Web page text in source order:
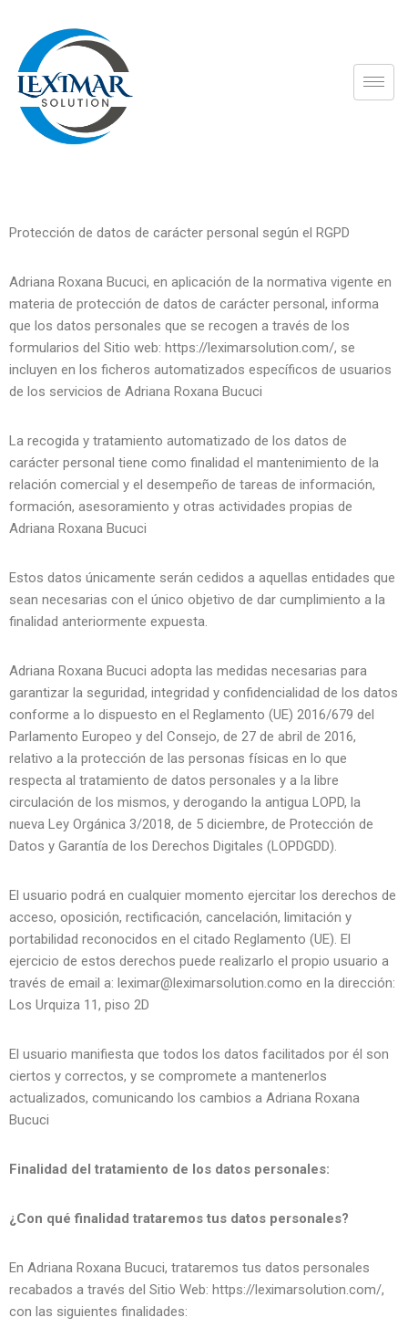
Saltar
al
contenido
Protección de datos de carácter personal según el RGPD
Adriana Roxana Bucuci, en aplicación de la normativa vigente en
materia de protección de datos de carácter personal, informa
que los datos personales que se recogen a través de los
formularios del Sitio web: https://leximarsolution.com/, se
incluyen en los ficheros automatizados específicos de usuarios
de los servicios de Adriana Roxana Bucuci
La recogida y tratamiento automatizado de los datos de
carácter personal tiene como finalidad el mantenimiento de la
relación comercial y el desempeño de tareas de información,
formación, asesoramiento y otras actividades propias de
Adriana Roxana Bucuci
Estos datos únicamente serán cedidos a aquellas entidades que
sean necesarias con el único objetivo de dar cumplimiento a la
finalidad anteriormente expuesta.
Adriana Roxana Bucuci adopta las medidas necesarias para
garantizar la seguridad, integridad y confidencialidad de los datos
conforme a lo dispuesto en el Reglamento (UE) 2016/679 del
Parlamento Europeo y del Consejo, de 27 de abril de 2016,
relativo a la protección de las personas físicas en lo que
respecta al tratamiento de datos personales y a la libre
circulación de los mismos, y derogando la antigua LOPD, la
nueva Ley Orgánica 3/2018, de 5 diciembre, de Protección de
Datos y Garantía de los Derechos Digitales (LOPDGDD).
El usuario podrá en cualquier momento ejercitar los derechos de
acceso, oposición, rectificación, cancelación, limitación y
portabilidad reconocidos en el citado Reglamento (UE). El
ejercicio de estos derechos puede realizarlo el propio usuario a
través de email a: leximar@leximarsolution.como en la dirección:
Los Urquiza 11, piso 2D
El usuario manifiesta que todos los datos facilitados por él son
ciertos y correctos, y se compromete a mantenerlos
actualizados, comunicando los cambios a Adriana Roxana
Bucuci
Finalidad del tratamiento de los datos personales:
¿Con qué finalidad trataremos tus datos personales?
En Adriana Roxana Bucuci, trataremos tus datos personales
recabados a través del Sitio Web: https://leximarsolution.com/,
con las siguientes finalidades: